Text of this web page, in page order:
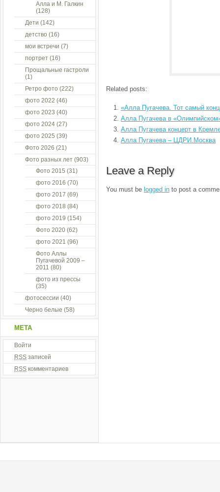
Related posts:
«Алла Пугачева. Тот самый
Алла Пугачева в
Алла Пугачева концерт в
Алла Пугачева – ЦДРИ.Москва
Leave a Reply
You must be logged in to post a
Алла и М. Галкин
(128)
Дети (142)
детство (16)
мои встречи (7)
портрет (16)
Прощальные гастроли
(1)
Ретро фото (222)
фото 2022 (46)
фото 2023 (40)
фото 2024 (27)
фото 2025 (39)
Фото 2026 (21)
Фото разных лет (903)
Фото 2015 (31)
фото 2016 (70)
фото 2017 (69)
фото 2018 (84)
фото 2019 (154)
Фото 2020 (62)
фото 2021 (96)
Фото Аллы
Пугачевой 2009 –
2011 (80)
фото из прессы
(35)
фотосессии (40)
Черно белые (58)
МЕТА
Войти
RSS записей
RSS комментариев